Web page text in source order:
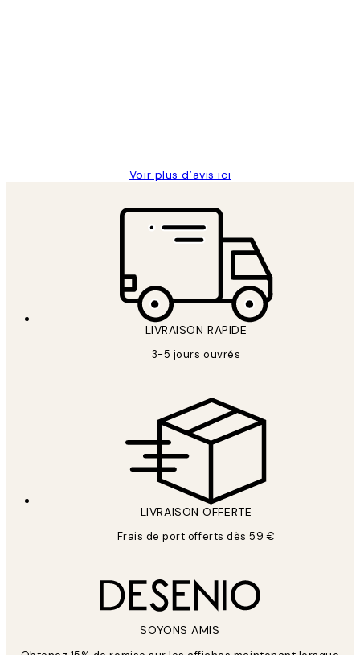
Voir plus d’avis ici
LIVRAISON RAPIDE
3-5 jours ouvrés
LIVRAISON OFFERTE
Frais de port offerts dès 59 €
SOYONS AMIS